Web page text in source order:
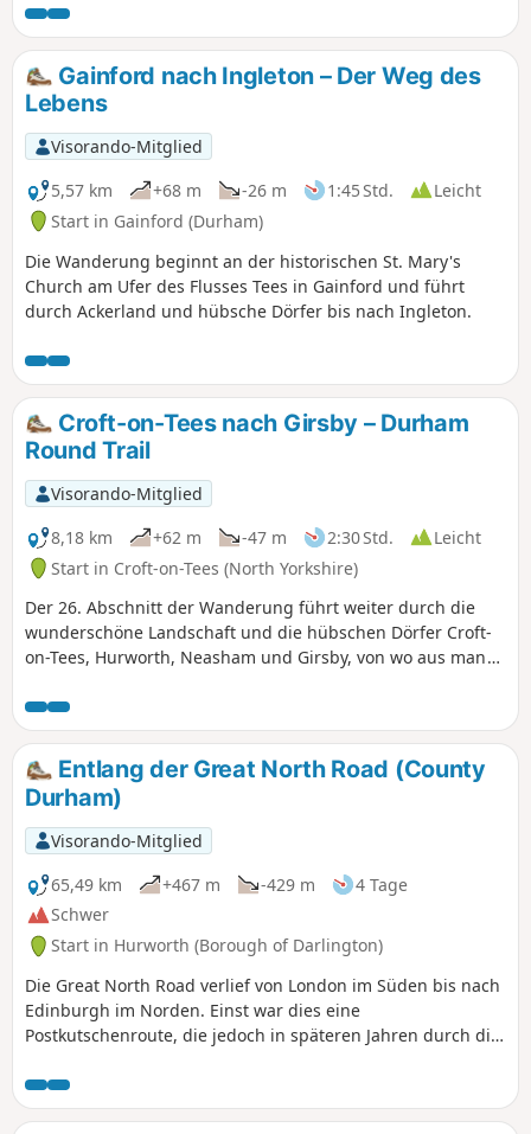
Tees bis zum Ufer des Flusses Wear. Auf der gesamten
Wanderung sind Zeugnisse der religiösen und industriellen
Vergangenheit der Grafschaft Durham zu sehen, darunter
die Etherley Incline, eine frühe Eisenbahnstrecke, das
mittelalterliche Durham, die sächsische Kirche von Escomb
und das römische Kastell von Binchester.
Gainford nach Ingleton – Der Weg des
Lebens
Visorando-Mitglied
5,57 km
+68 m -26 m 1:45 Std.
Leicht
Start in Gainford (Durham)
Die Wanderung beginnt an der historischen St. Mary's
Church am Ufer des Flusses Tees in Gainford und führt
durch Ackerland und hübsche Dörfer bis nach Ingleton.
Croft-on-Tees nach Girsby – Durham
Round Trail
Visorando-Mitglied
8,18 km
+62 m -47 m 2:30 Std.
Leicht
Start in Croft-on-Tees (North Yorkshire)
Der 26. Abschnitt der Wanderung führt weiter durch die
wunderschöne Landschaft und die hübschen Dörfer Croft-
on-Tees, Hurworth, Neasham und Girsby, von wo aus man
Entlang der Great North Road (County
Durham)
Visorando-Mitglied
65,49 km
+467 m -429 m
4 Tage
Schwer
Start in Hurworth (Borough of Darlington)
Die Great North Road verlief von London im Süden bis nach
Edinburgh im Norden. Einst war dies eine
Postkutschenroute, die jedoch in späteren Jahren durch die
und Städte entlang der Strecke vorbeiführt. Dieser
Wanderweg folgt der Route von Croft-on-Tees im Süden an